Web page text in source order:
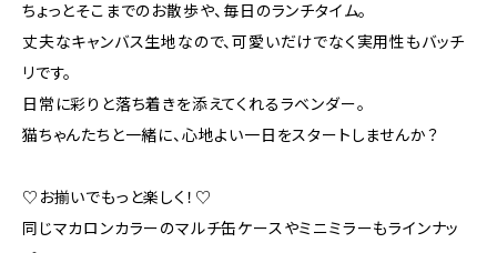
ちょっとそこまでのお散歩や、毎日のランチタイム。
丈夫なキャンバス生地なので、可愛いだけでなく実用性もバッチ
リです。
日常に彩りと落ち着きを添えてくれるラベンダー。
猫ちゃんたちと一緒に、心地よい一日をスタートしませんか？
♡お揃いでもっと楽しく！♡
同じマカロンカラーのマルチ缶ケースやミニミラーもラインナッ